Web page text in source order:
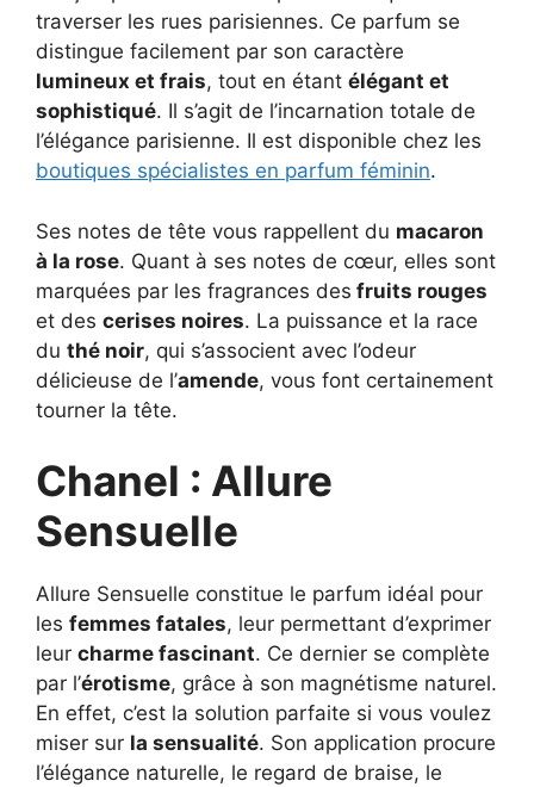
traverser les rues parisiennes. Ce parfum se
distingue facilement par son caractère
lumineux et frais, tout en étant élégant et
sophistiqué. Il s’agit de l’incarnation totale de
l’élégance parisienne. Il est disponible chez les
boutiques spécialistes en parfum féminin.
Ses notes de tête vous rappellent du macaron
à la rose. Quant à ses notes de cœur, elles sont
marquées par les fragrances des fruits rouges
et des cerises noires. La puissance et la race
du thé noir, qui s’associent avec l’odeur
délicieuse de l’amende, vous font certainement
tourner la tête.
Chanel : Allure
Sensuelle
Allure Sensuelle constitue le parfum idéal pour
les femmes fatales, leur permettant d’exprimer
leur charme fascinant. Ce dernier se complète
par l’érotisme, grâce à son magnétisme naturel.
En effet, c’est la solution parfaite si vous voulez
miser sur la sensualité. Son application procure
l’élégance naturelle, le regard de braise, le